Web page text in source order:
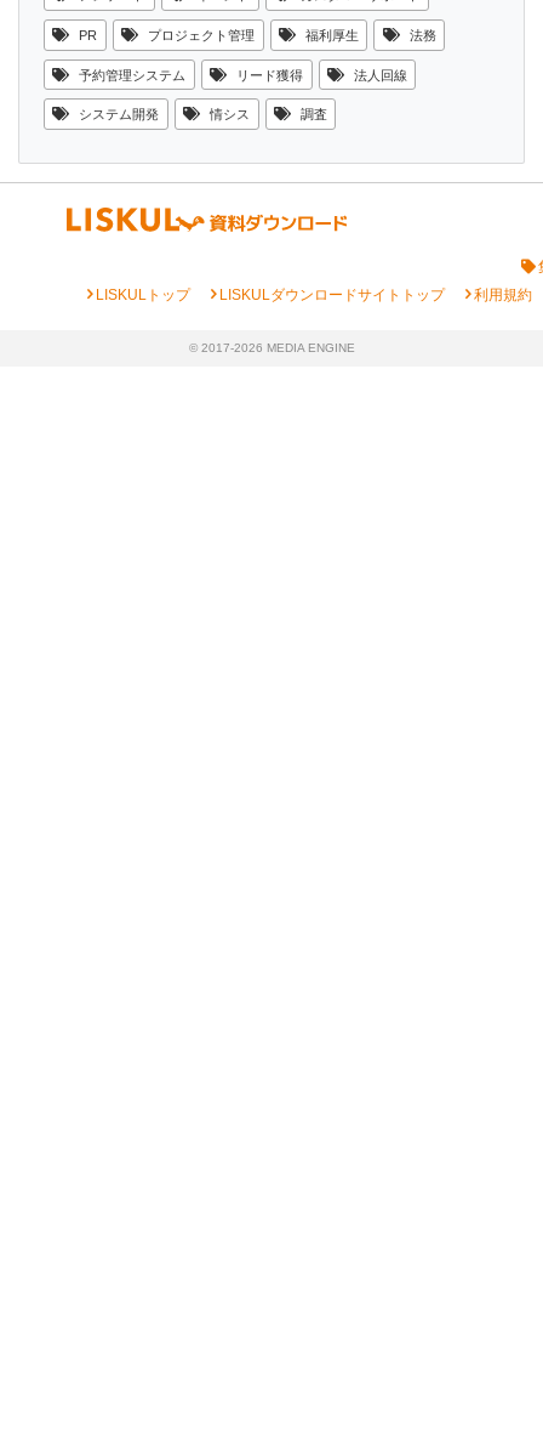
PR プロジェクト管理 福利厚生 法務
予約管理システム リード獲得 法人回線
システム開発 情シス 調査
chevron_rightLISKULトップ chevron_rightLISKULダウンロードサイトトップ chevron_right利用規約
© 2017-2026 MEDIA ENGINE